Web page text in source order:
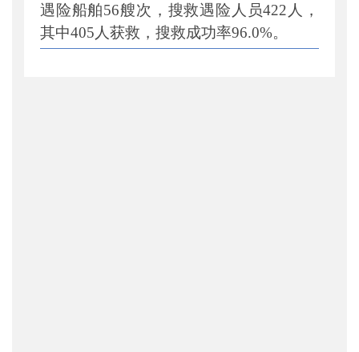
遇险船舶56艘次，搜救遇险人员422 人，
其中405 人获救，搜救成功率96.0%。